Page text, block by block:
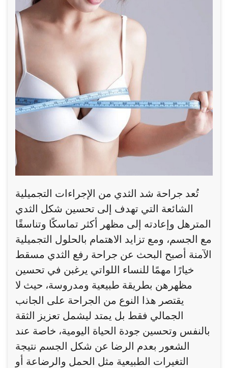
تُعد جراحة شد الثدي من الإجراءات التجميلية
الشائعة التي تهدف إلى تحسين شكل الثدي
المترهل وإعادته إلى مظهر أكثر تماسكًا وتناسقًا
مع الجسم، ومع تزايد الاهتمام بالحلول التجميلية
الآمنة أصبح البحث عن جراحة رفع الثدي مسقط
خيارًا مهمًا للنساء اللواتي يرغبن في تحسين
مظهرهن بطريقة طبيعية ومدروسة، حيث لا
يقتصر هذا النوع من الجراحة على الجانب
الجمالي فقط بل يمتد ليشمل تعزيز الثقة
بالنفس وتحسين جودة الحياة اليومية، خاصة عند
الشعور بعدم الرضا عن شكل الجسم نتيجة
التغيرات الطبيعية مثل الحمل والرضاعة أو